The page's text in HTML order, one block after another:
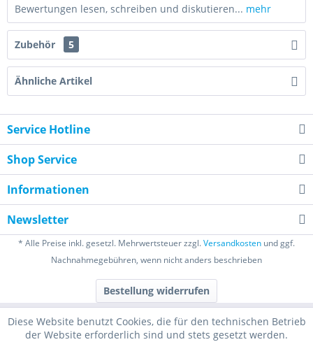
Bewertungen lesen, schreiben und diskutieren... mehr
Zubehör 5
Ähnliche Artikel
Service Hotline
Shop Service
Informationen
Newsletter
* Alle Preise inkl. gesetzl. Mehrwertsteuer zzgl.Versandkosten und ggf.
Nachnahmegebühren, wenn nicht anders beschrieben
Bestellung widerrufen
Diese Website benutzt Cookies, die für den technischen Betrieb
der Website erforderlich sind und stets gesetzt werden.